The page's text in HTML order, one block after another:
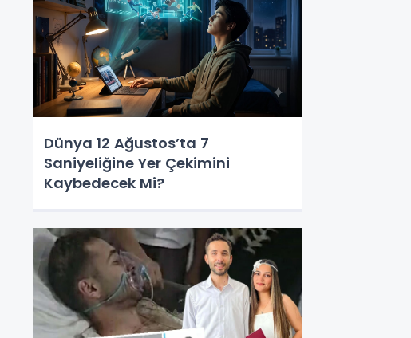
Dünya 12 Ağustos’ta 7
Saniyeliğine Yer Çekimini
Kaybedecek Mi?